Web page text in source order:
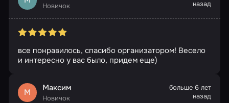
Новичок
назад
все понравилось, спасибо организатором! Весело
и интересно у вас было, придем еще)
М Максим
Новичок
больше 6 лет
назад